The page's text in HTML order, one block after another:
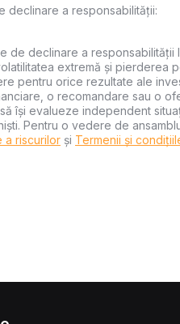
declinare a responsabilității:
de declinare a responsabilității
extremă și pierderea
pentru orice rezultate ale
o recomandare sau o
își evalueze independent
Pentru o vedere de
a riscurilor și Termenii și